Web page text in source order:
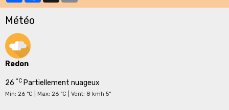
Météo
Redon
26 °C Partiellement nuageux
Min: 26 °C | Max: 26 °C | Vent: 8 kmh 5°